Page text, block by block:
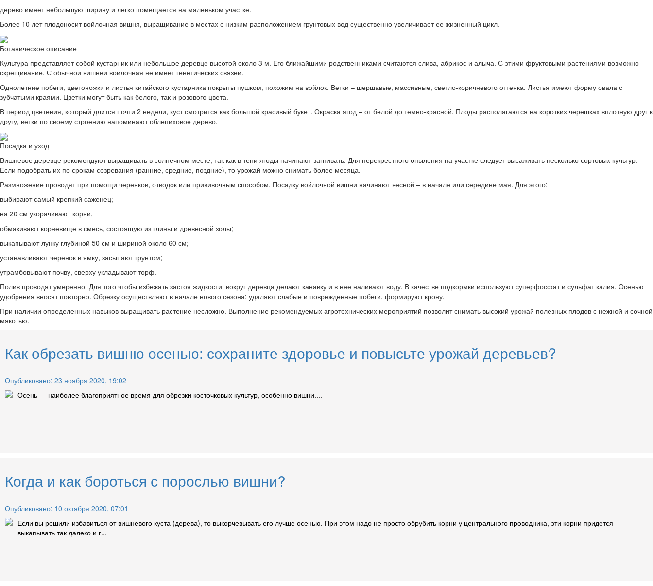
дерево имеет небольшую ширину и легко помещается на маленьком участке.
Более 10 лет плодоносит войлочная вишня, выращивание в местах с низким расположением грунтовых вод существенно увеличивает ее жизненный цикл.
Ботаническое описание
Культура представляет собой кустарник или небольшое деревце высотой около 3 м. Его ближайшими родственниками считаются слива, абрикос и алыча. С этими фруктовыми растениями возможно
скрещивание. С обычной вишней войлочная не имеет генетических связей.
Однолетние побеги, цветоножки и листья китайского кустарника покрыты пушком, похожим на войлок. Ветки – шершавые, массивные, светло-коричневого оттенка. Листья имеют форму овала с
зубчатыми краями. Цветки могут быть как белого, так и розового цвета.
В период цветения, который длится почти 2 недели, куст смотрится как большой красивый букет. Окраска ягод – от белой до темно-красной. Плоды располагаются на коротких черешках вплотную друг к
другу, ветки по своему строению напоминают облепиховое дерево.
Посадка и уход
Вишневое деревце рекомендуют выращивать в солнечном месте, так как в тени ягоды начинают загнивать. Для перекрестного опыления на участке следует высаживать несколько сортовых культур.
Если подобрать их по срокам созревания (ранние, средние, поздние), то урожай можно снимать более месяца.
Размножение проводят при помощи черенков, отводок или прививочным способом. Посадку войлочной вишни начинают весной – в начале или середине мая. Для этого:
выбирают самый крепкий саженец;
на 20 см укорачивают корни;
обмакивают корневище в смесь, состоящую из глины и древесной золы;
выкапывают лунку глубиной 50 см и шириной около 60 см;
устанавливают черенок в ямку, засыпают грунтом;
утрамбовывают почву, сверху укладывают торф.
Полив проводят умеренно. Для того чтобы избежать застоя жидкости, вокруг деревца делают канавку и в нее наливают воду. В качестве подкормки используют суперфосфат и сульфат калия. Осенью
удобрения вносят повторно. Обрезку осуществляют в начале нового сезона: удаляют слабые и поврежденные побеги, формируют крону.
При наличии определенных навыков выращивать растение несложно. Выполнение рекомендуемых агротехнических мероприятий позволит снимать высокий урожай полезных плодов с нежной и сочной
мякотью.
Как обрезать вишню осенью: сохраните здоровье и повысьте урожай деревьев?
Опубликовано: 23 ноября 2020, 19:02
Осень — наиболее благоприятное время для обрезки косточковых культур, особенно вишни....
Когда и как бороться с порослью вишни?
Опубликовано: 10 октября 2020, 07:01
Если вы решили избавиться от вишневого куста (дерева), то выкорчевывать его лучше осенью. При этом надо не просто обрубить корни у центрального проводника, эти корни придется
выкапывать так далеко и г...